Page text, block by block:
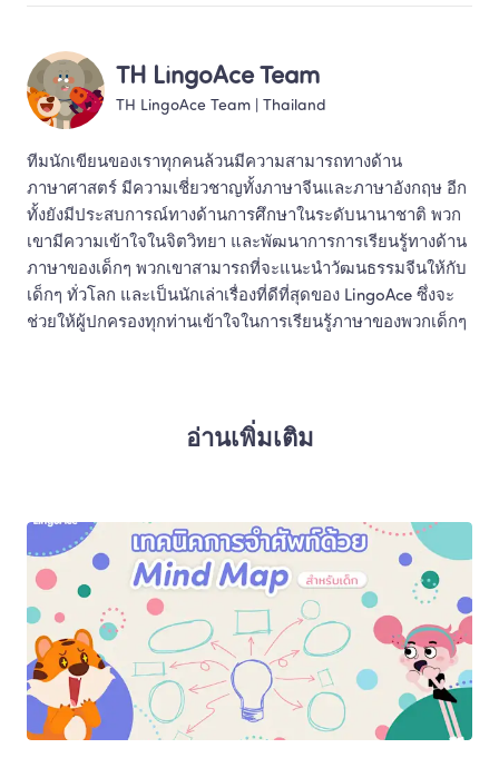
TH LingoAce Team
TH LingoAce Team Thailand
ทีมนักเขียนของเราทุกคนล้วนมีความสามารถทางด้าน
ภาษาศาสตร์ มีความเชี่ยวชาญทั้งภาษาจีนและภาษาอังกฤษ อีก
ทั้งยังมีประสบการณ์ทางด้านการศึกษาในระดับนานาชาติ พวก
เขามีความเข้าใจในจิตวิทยา และพัฒนาการการเรียนรู้ทางด้าน
ภาษาของเด็กๆ พวกเขาสามารถที่จะแนะนำวัฒนธรรมจีนให้กับ
เด็กๆ ทั่วโลก และเป็นนักเล่าเรื่องที่ดีที่สุดของ LingoAce ซึ่งจะ
ช่วยให้ผู้ปกครองทุกท่านเข้าใจในการเรียนรู้ภาษาของพวกเด็กๆ
อ่านเพิ่มเติม